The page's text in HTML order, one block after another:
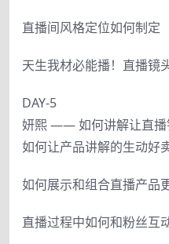
直播间风格定位如何制定
天生我材必能播！直播镜
DAY-5
妍熙 —— 如何讲解让直播
如何让产品讲解的生动好
如何展示和组合直播产品
直播过程中如何和粉丝互